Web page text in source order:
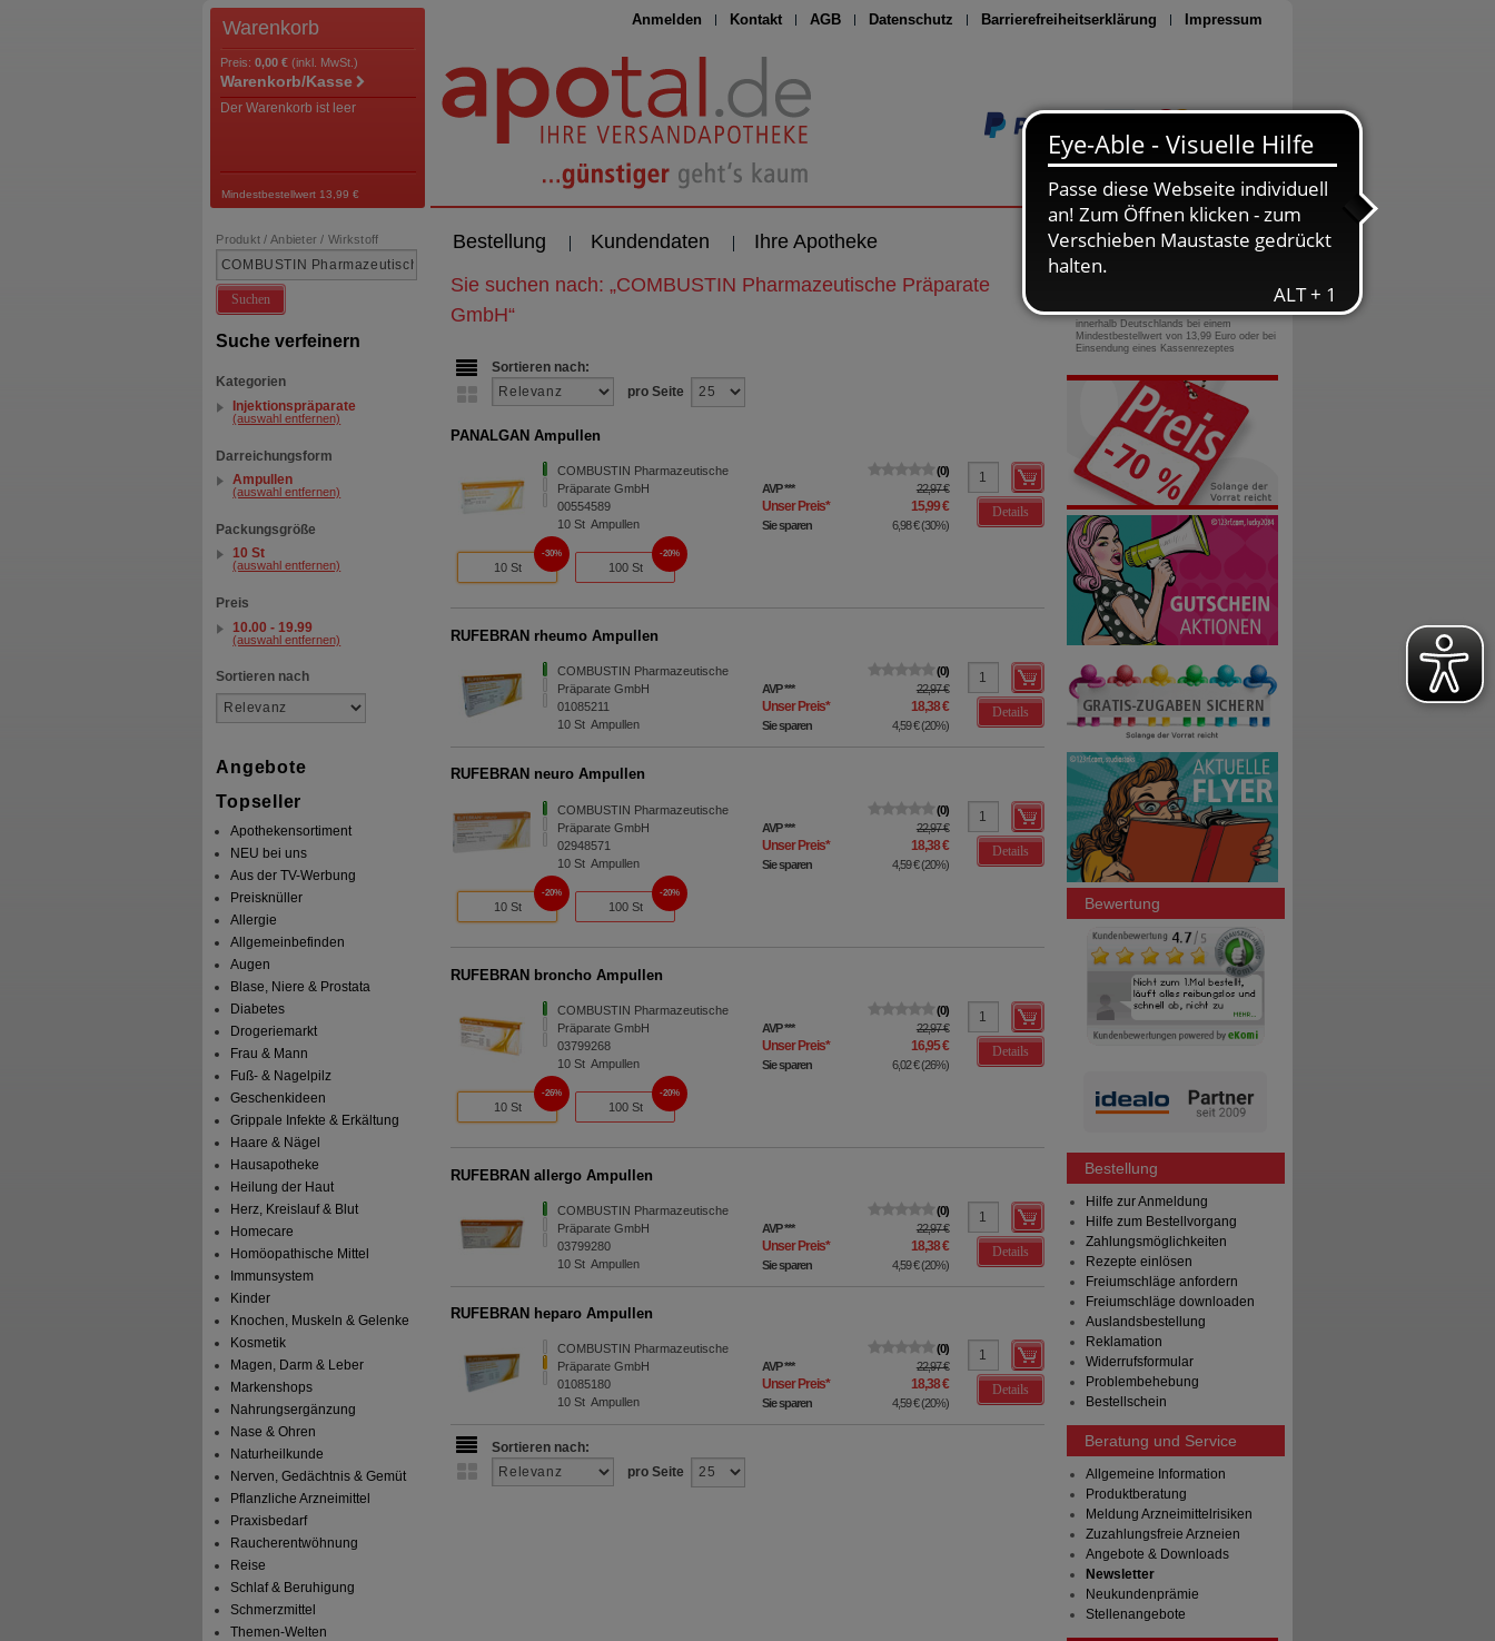
Anmelden Kontakt AGB Datenschutz Barrierefreiheitserklärung Impressum
Seite drucken
Warenkorb
Preis: 0,00 € (inkl. MwSt.)
Warenkorb/Kasse
Der Warenkorb ist leer
Mindestbestellwert 13,99 €
Bestellung Kundendaten Ihre Apotheke
Produkt / Anbieter / Wirkstoff
Suchen
Suche verfeinern
Kategorien
Injektionspräparate
(auswahl entfernen)
Darreichungsform
Ampullen
(auswahl entfernen)
Packungsgröße
10 St
(auswahl entfernen)
Preis
10.00 - 19.99
(auswahl entfernen)
Sortieren nach
Angebote
Topseller
Apothekensortiment
NEU bei uns
Aus der TV-Werbung
Preisknüller
Allergie
Allgemeinbefinden
Augen
Blase, Niere & Prostata
Diabetes
Drogeriemarkt
Frau & Mann
Fuß- & Nagelpilz
Geschenkideen
Grippale Infekte & Erkältung
Haare & Nägel
Hausapotheke
Heilung der Haut
Herz, Kreislauf & Blut
Homecare
Homöopathische Mittel
Immunsystem
Kinder
Knochen, Muskeln & Gelenke
Kosmetik
Magen, Darm & Leber
Markenshops
Nahrungsergänzung
Nase & Ohren
Naturheilkunde
Nerven, Gedächtnis & Gemüt
Pflanzliche Arzneimittel
Praxisbedarf
Raucherentwöhnung
Reise
Schlaf & Beruhigung
Schmerzmittel
Themen-Welten
Sie suchen nach: „COMBUSTIN Pharmazeutische Präparate
GmbH“
Sortieren nach:
pro Seite
PANALGAN Ampullen
COMBUSTIN Pharmazeutische
Präparate GmbH
00554589
10St Ampullen
0
AVP*** 22,97 €
Unser Preis* 15,99 €
Sie sparen 6,98 €(30%)
Details
10 St
30%
100 St
20%
RUFEBRAN rheumo Ampullen
COMBUSTIN Pharmazeutische
Präparate GmbH
01085211
10St Ampullen
0
AVP*** 22,97 €
Unser Preis* 18,38 €
Sie sparen 4,59 €(20%)
Details
RUFEBRAN neuro Ampullen
COMBUSTIN Pharmazeutische
Präparate GmbH
02948571
10St Ampullen
0
AVP*** 22,97 €
Unser Preis* 18,38 €
Sie sparen 4,59 €(20%)
Details
10 St
20%
100 St
20%
RUFEBRAN broncho Ampullen
COMBUSTIN Pharmazeutische
Präparate GmbH
03799268
10St Ampullen
0
AVP*** 22,97 €
Unser Preis* 16,95 €
Sie sparen 6,02 €(26%)
Details
10 St
26%
100 St
20%
RUFEBRAN allergo Ampullen
COMBUSTIN Pharmazeutische
Präparate GmbH
03799280
10St Ampullen
0
AVP*** 22,97 €
Unser Preis* 18,38 €
Sie sparen 4,59 €(20%)
Details
RUFEBRAN heparo Ampullen
COMBUSTIN Pharmazeutische
Präparate GmbH
01085180
10St Ampullen
0
AVP*** 22,97 €
Unser Preis* 18,38 €
Sie sparen 4,59 €(20%)
Details
Sortieren nach:
pro Seite
0800-10 11 422
gebührenfreie Rufnummer
innerhalb Deutschlands bei einem
Mindestbestellwert von 13,99 Euro oder bei
Einsendung eines Kassenrezeptes
Bewertung
Bestellung
Hilfe zur Anmeldung
Hilfe zum Bestellvorgang
Zahlungsmöglichkeiten
Rezepte einlösen
Freiumschläge anfordern
Freiumschläge downloaden
Auslandsbestellung
Reklamation
Widerrufsformular
Problembehebung
Bestellschein
Beratung und Service
Allgemeine Information
Produktberatung
Meldung Arzneimittelrisiken
Zuzahlungsfreie Arzneien
Angebote & Downloads
Newsletter
Neukundenprämie
Stellenangebote